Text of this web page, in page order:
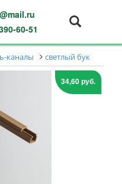
60-51
каналы светлый бук
34,60 руб.